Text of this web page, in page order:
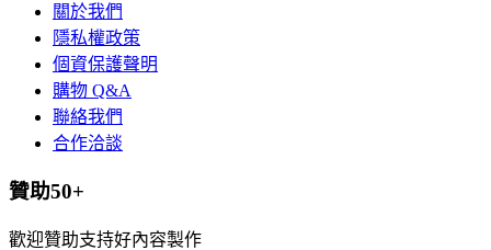
關於我們
隱私權政策
個資保護聲明
購物 Q&A
聯絡我們
合作洽談
贊助50+
歡迎贊助支持好內容製作